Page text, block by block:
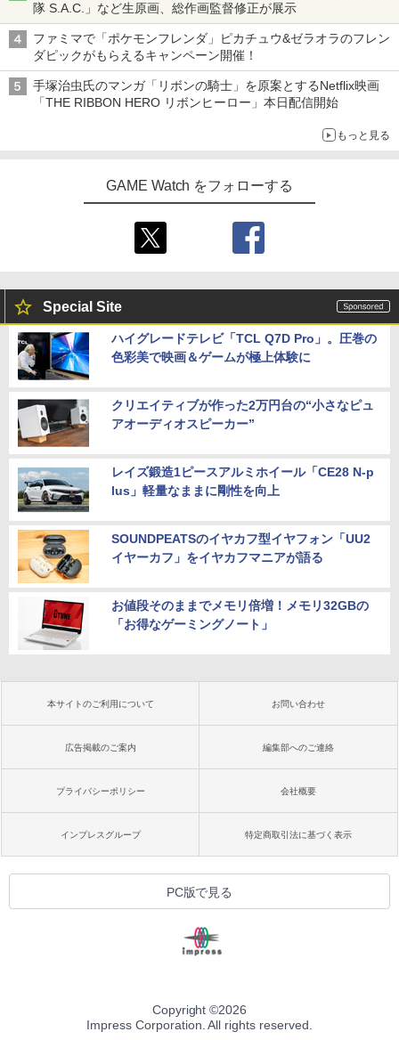
隊 S.A.C.」など生原画、総作画監督修正が展示
ファミマで「ポケモンフレンダ」ピカチュウ&ゼラオラのフレン
ダピックがもらえるキャンペーン開催！
手塚治虫氏のマンガ「リボンの騎士」を原案とするNetflix映画
「THE RIBBON HERO リボンヒーロー」本日配信開始
もっと見る
GAME Watch をフォローする
Special Site
ハイグレードテレビ「TCL Q7D Pro」。圧巻の
色彩美で映画＆ゲームが極上体験に
クリエイティブが作った2万円台の“小さなピュ
アオーディオスピーカー”
レイズ鍛造1ピースアルミホイール「CE28 N-p
lus」軽量なままに剛性を向上
SOUNDPEATSのイヤカフ型イヤフォン「UU2
イヤーカフ」をイヤカフマニアが語る
お値段そのままでメモリ倍増！メモリ32GBの
「お得なゲーミングノート」
本サイトのご利用について お問い合わせ
広告掲載のご案内 編集部へのご連絡
プライバシーポリシー 会社概要
インプレスグループ 特定商取引法に基づく表示
PC版で見る
Copyright ©2026
Impress Corporation. All rights reserved.